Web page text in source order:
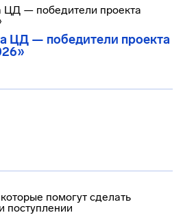
ЦД — победители проекта